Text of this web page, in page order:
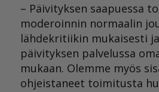
– Päivityksen saapuessa
moderoinnin normaalin
lähdekritiikin mukaisesti
päivityksen palvelussa
mukaan. Olemme myös
ohjeistaneet toimitusta